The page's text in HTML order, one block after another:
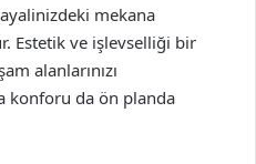
mekana
Estetik ve işlevselliği bir
alanlarınızı
konforu da ön planda